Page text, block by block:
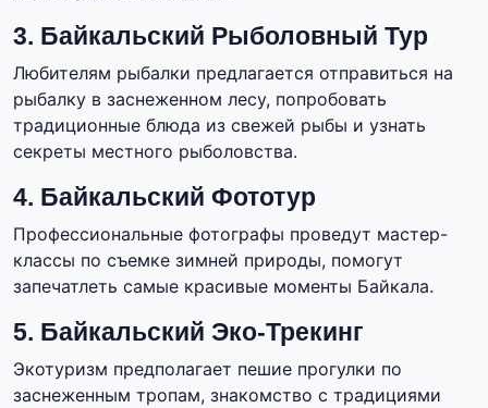
3. Байкальский Рыболовный Тур
Любителям рыбалки предлагается отправиться на
рыбалку в заснеженном лесу, попробовать
традиционные блюда из свежей рыбы и узнать
секреты местного рыболовства.
4. Байкальский Фототур
Профессиональные фотографы проведут мастер-
классы по съемке зимней природы, помогут
запечатлеть самые красивые моменты Байкала.
5. Байкальский Эко-Трекинг
Экотуризм предполагает пешие прогулки по
заснеженным тропам, знакомство с традициями